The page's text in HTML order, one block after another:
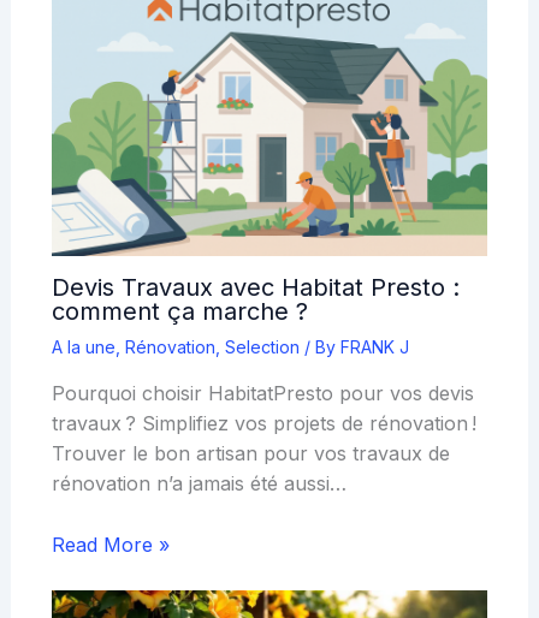
Devis Travaux avec Habitat Presto :
comment ça marche ?
A la une Rénovation Selection / By FRANK J
Pourquoi choisir HabitatPresto pour vos devis
travaux ? Simplifiez vos projets de rénovation !
Trouver le bon artisan pour vos travaux de
rénovation n’a jamais été aussi…
Read More »